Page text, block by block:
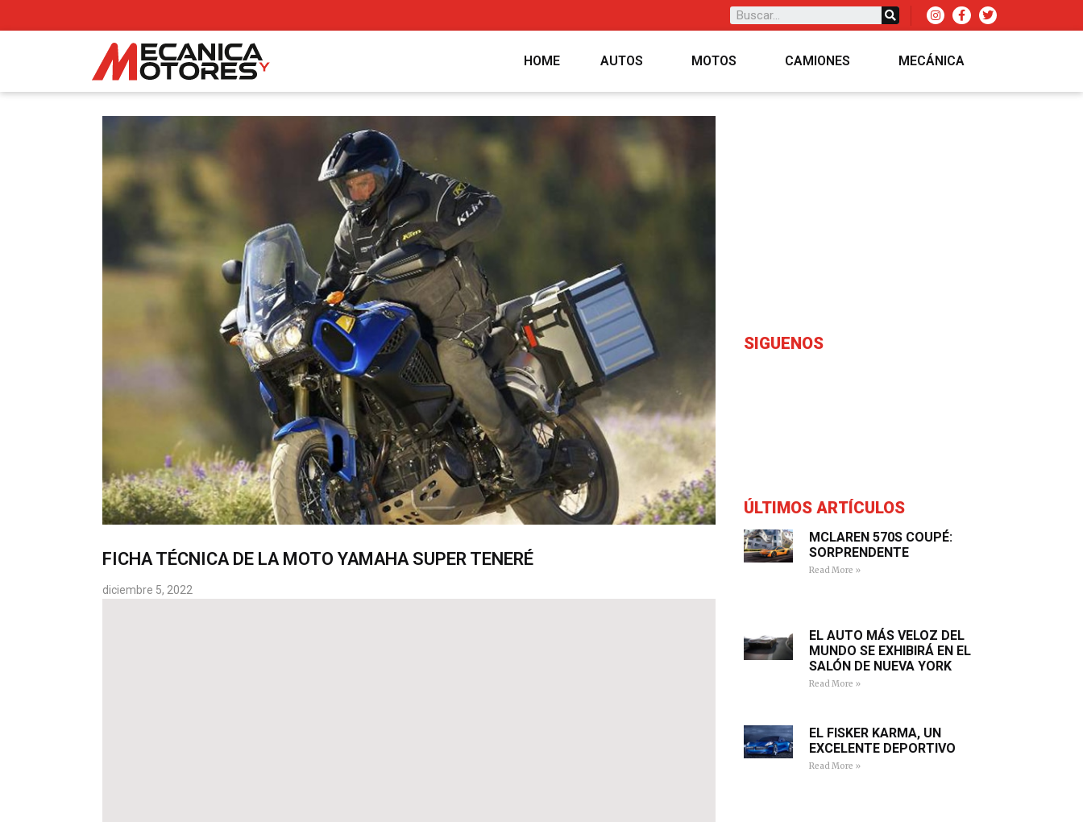
HOME AUTOS MOTOS CAMIONES MECÁNICA
FICHA TÉCNICA DE LA MOTO YAMAHA SUPER TENERÉ
diciembre 5, 2022
SIGUENOS
ÚLTIMOS ARTÍCULOS
MCLAREN 570S COUPÉ:
SORPRENDENTE
Read More »
EL AUTO MÁS VELOZ DEL
MUNDO SE EXHIBIRÁ EN EL
SALÓN DE NUEVA YORK
Read More »
EL FISKER KARMA, UN
EXCELENTE DEPORTIVO
Read More »